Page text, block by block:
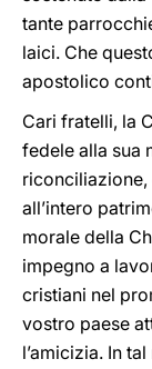
tante
laici. Che
apostolico
Cari fratelli, la
fedele alla sua
riconciliazione,
all’intero
morale della
impegno a
cristiani nel
vostro paese
l’amicizia. In